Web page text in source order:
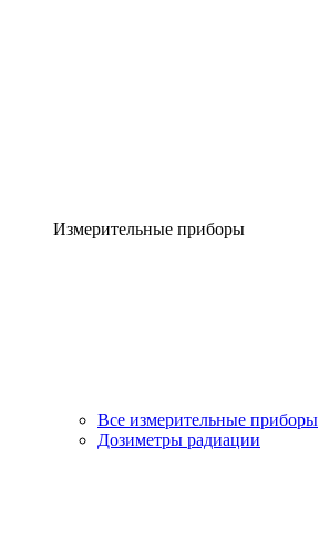
Измерительные приборы
Все измерительные приборы
Дозиметры радиации